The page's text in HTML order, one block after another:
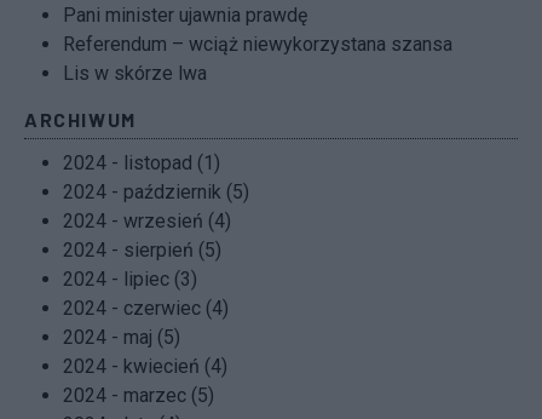
Pani minister ujawnia prawdę
Referendum – wciąż niewykorzystana szansa
Lis w skórze lwa
ARCHIWUM
2024 - listopad (1)
2024 - październik (5)
2024 - wrzesień (4)
2024 - sierpień (5)
2024 - lipiec (3)
2024 - czerwiec (4)
2024 - maj (5)
2024 - kwiecień (4)
2024 - marzec (5)